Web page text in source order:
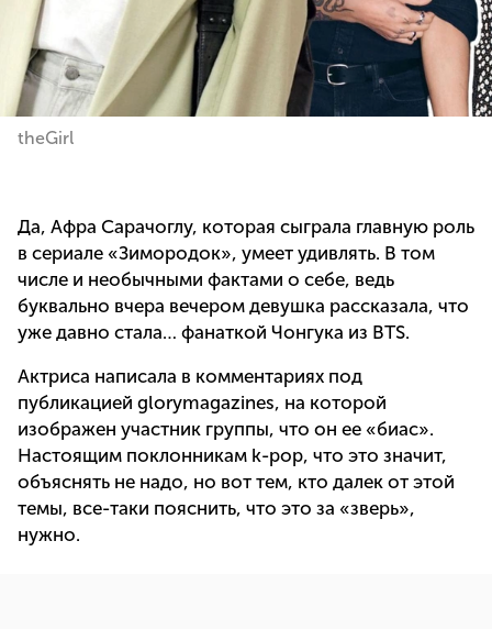
theGirl
Да, Афра Сарачоглу, которая сыграла главную роль
в сериале «Зимородок», умеет удивлять. В том
числе и необычными фактами о себе, ведь
буквально вчера вечером девушка рассказала, что
уже давно стала… фанаткой Чонгука из BTS.
Актриса написала в комментариях под
публикацией glorymagazines, на которой
изображен участник группы, что он ее «биас».
Настоящим поклонникам k-pop, что это значит,
объяснять не надо, но вот тем, кто далек от этой
темы, все-таки пояснить, что это за «зверь»,
нужно.